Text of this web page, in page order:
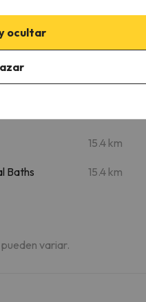
964
15.4 km
Baths 15.4 km
variar.
ocultar